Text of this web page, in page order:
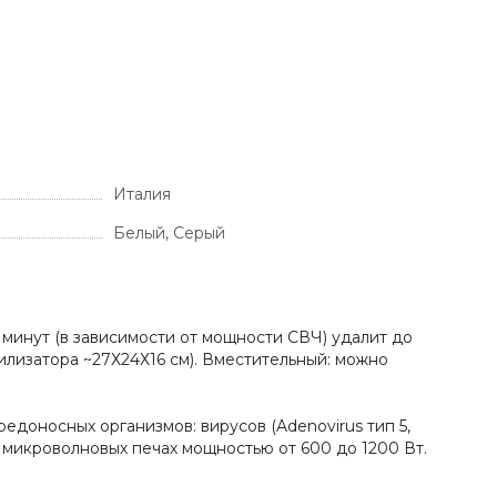
Италия
Белый, Серый
(в зависимости от мощности СВЧ) удалит до
~27Х24Х16 см). Вместительный: можно
организмов: вирусов (Adenovirus тип 5,
печах мощностью от 600 до 1200 Вт.